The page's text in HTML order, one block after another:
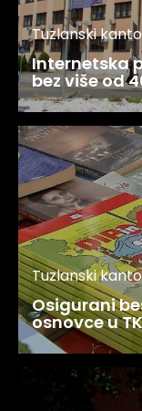
Tuzlanski
Internetska
bez više od
Tuzlanski
Osigurani
osnovce u